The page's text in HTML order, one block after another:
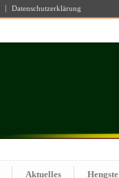
Datenschutzerklärung
Aktuelles Hengste